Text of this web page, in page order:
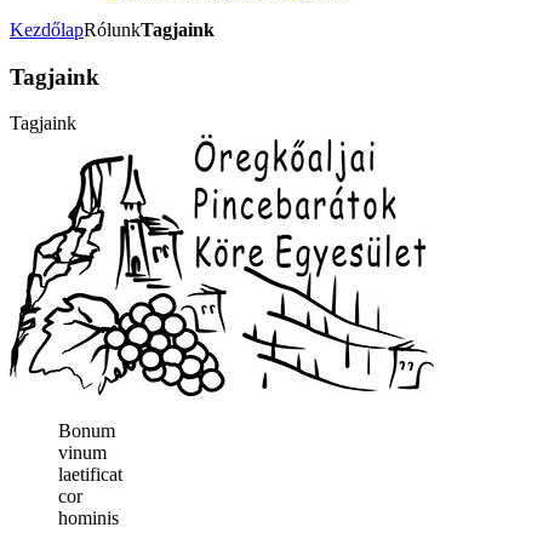
KezdőlapRólunkTagjaink
Tagjaink
Tagjaink
Bonum
vinum
laetificat
cor
hominis